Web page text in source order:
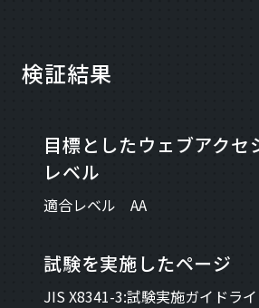
検証結果
目標としたウェブアクセ
レベル
適合レベル AA
試験を実施したページ
JIS X8341-3:試験実施ガイドラ